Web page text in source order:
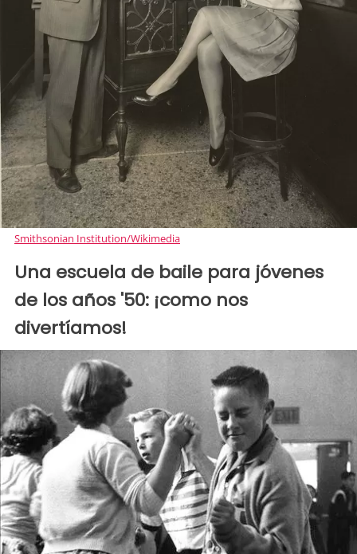
Smithsonian Institution/Wikimedia
Una escuela de baile para jóvenes
de los años '50: ¡como nos
divertíamos!